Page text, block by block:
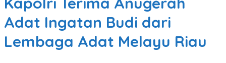
Adat Ingatan Budi dari
Lembaga Adat Melayu Riau